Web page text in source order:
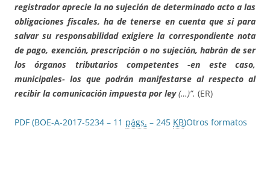
registrador aprecie la no sujeción de determinado acto a las
obligaciones fiscales, ha de tenerse en cuenta que si para
salvar su responsabilidad exigiere la correspondiente nota
de pago, exención, prescripción o no sujeción, habrán de ser
los órganos tributarios competentes -en este caso,
municipales- los que podrán manifestarse al respecto al
recibir la comunicación impuesta por ley(…)”. (ER)
PDF (BOE-A-2017-5234 – 11 págs. – 245 KB)Otros formatos